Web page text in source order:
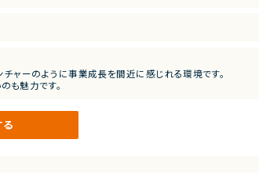
ャーのように事業成長を間近に感じれる環境です。
も魅力です。
る